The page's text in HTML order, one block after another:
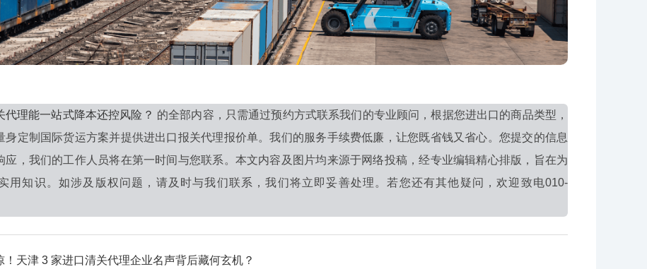
代理能一站式降本还控风险？ 的全部内容，只需通过预约方式联系我们的专业顾问，根据您进出口的商品类型，
身定制国际货运方案并提供进出口报关代理报价单。我们的服务手续费低廉，让您既省钱又省心。您提交的信息
应，我们的工作人员将在第一时间与您联系。本文内容及图片均来源于网络投稿，经专业编辑精心排版，旨在为
用知识。如涉及版权问题，请及时与我们联系，我们将立即妥善处理。若您还有其他疑问，欢迎致电010-
！天津 3 家进口清关代理企业名声背后藏何玄机？